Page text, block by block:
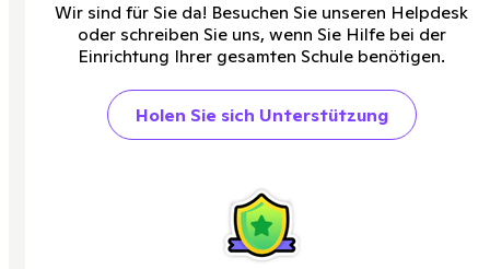
Wir sind für Sie da! Besuchen Sie unseren Helpdesk
oder schreiben Sie uns, wenn Sie Hilfe bei der
Einrichtung Ihrer gesamten Schule benötigen.
Holen Sie sich Unterstützung